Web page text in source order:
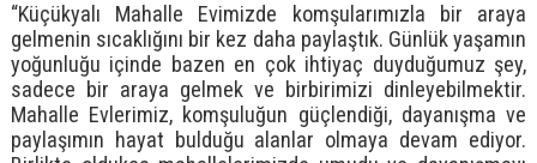
“Küçükyalı Mahalle Evimizde komşularımızla bir araya
gelmenin sıcaklığını bir kez daha paylaştık. Günlük yaşamın
yoğunluğu içinde bazen en çok ihtiyaç duyduğumuz şey,
sadece bir araya gelmek ve birbirimizi dinleyebilmektir.
Mahalle Evlerimiz, komşuluğun güçlendiği, dayanışma ve
paylaşımın hayat bulduğu alanlar olmaya devam ediyor.